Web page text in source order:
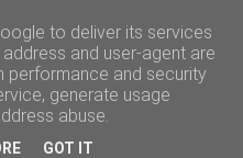
to deliver its services
and user-agent are
performance and security
generate usage
abuse.
GOT IT